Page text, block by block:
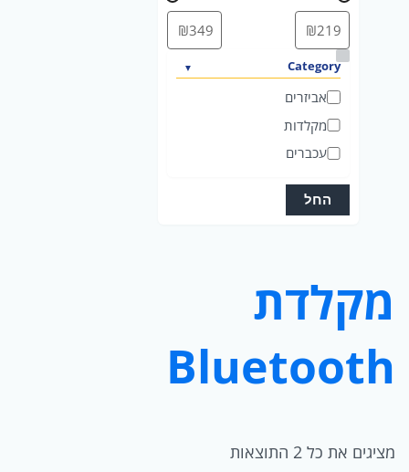
מקלדת
Bluetooth
מציגים את כל ⁦2⁩ התוצאות
Category
ק
ט
ה
אביזרים
מקלדות
עכברים
החל